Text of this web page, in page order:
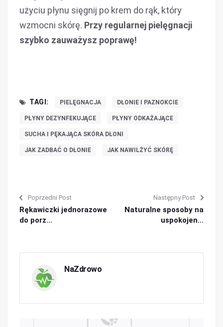
użyciu płynu sięgnij po krem do rąk, który
wzmocni skórę. Przy regularnej pielęgnacji
szybko zauważysz poprawę!
TAGI: PIELĘGNACJA DŁONIE I PAZNOKCIE
PŁYNY DEZYNFEKUJĄCE PŁYNY ODKAŻAJĄCE
SUCHA I PĘKAJĄCA SKÓRA DŁONI
JAK ZADBAĆ O DŁONIE JAK NAWILŻYĆ SKÓRĘ
Poprzedni Post
Rękawiczki jednorazowe
do porz...
Następny Post
Naturalne sposoby na
uspokojen...
NaZdrowo